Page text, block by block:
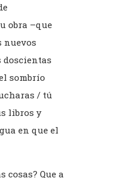
obra –que
nuevos
doscientas
sombrío
/ tú
libros y
en que el
cosas? Que a